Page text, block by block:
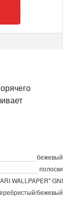
бежевый
полоски
WALLPAPER" GNI
бежевый